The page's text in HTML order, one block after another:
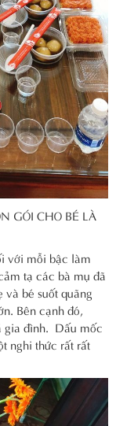
GÓI CHO BÉ LÀ
với mỗi bậc làm
tạ các bà mụ đã
bé suốt quãng
Bên cạnh đó,
gia đình. Dấu mốc
nghi thức rất rất